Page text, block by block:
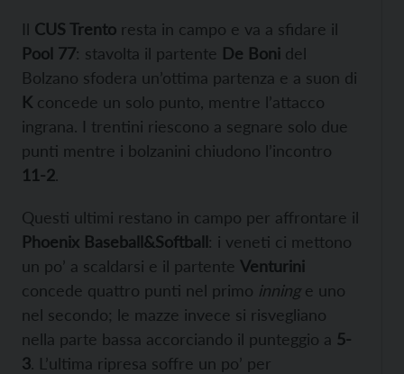
Il CUS Trento resta in campo e va a sfidare il
Pool 77: stavolta il partente De Boni del
Bolzano sfodera un’ottima partenza e a suon di
K concede un solo punto, mentre l’attacco
ingrana. I trentini riescono a segnare solo due
punti mentre i bolzanini chiudono l’incontro
11-2.
Questi ultimi restano in campo per affrontare il
Phoenix Baseball&Softball: i veneti ci mettono
un po’ a scaldarsi e il partente Venturini
concede quattro punti nel primo inning e uno
nel secondo; le mazze invece si risvegliano
nella parte bassa accorciando il punteggio a 5-
3. L’ultima ripresa soffre un po’ per